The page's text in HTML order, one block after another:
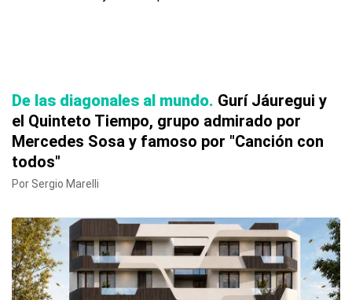
De las diagonales al mundo Gurí Jáuregui y
el Quinteto Tiempo, grupo admirado por
Mercedes Sosa y famoso por "Canción con
todos"
Por Sergio Marelli